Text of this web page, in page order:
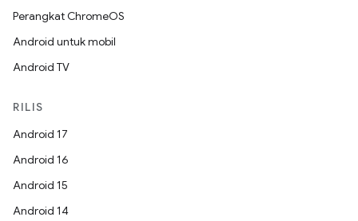
Perangkat ChromeOS
Android untuk mobil
Android TV
RILIS
Android 17
Android 16
Android 15
Android 14